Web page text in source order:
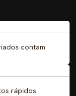
contam
rápidos.